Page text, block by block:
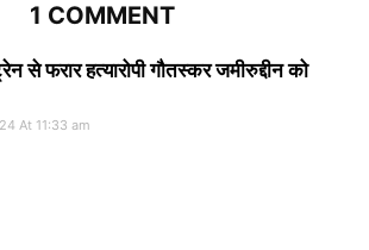
1 COMMENT
से फरार हत्यारोपी गौतस्कर जमीरुद्दीन को
At 11:33 am